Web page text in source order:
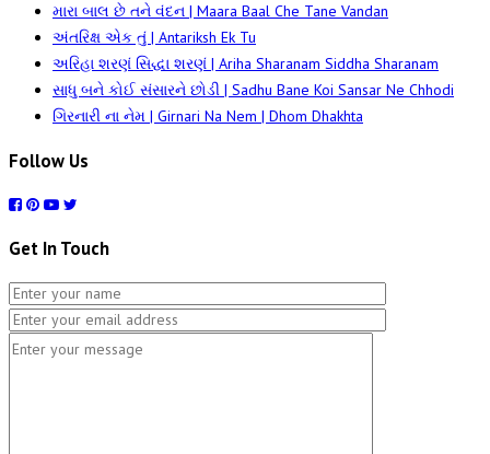
મારા બાલ છે તને વંદન | Maara Baal Che Tane Vandan
અંતરિક્ષ એક તું | Antariksh Ek Tu
અરિહા શરણં સિદ્ધા શરણં | Ariha Sharanam Siddha Sharanam
સાધુ બને કોઈ સંસારને છોડી | Sadhu Bane Koi Sansar Ne Chhodi
ગિરનારી ના નેમ | Girnari Na Nem | Dhom Dhakhta
Follow Us
Get In Touch